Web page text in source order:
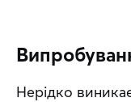
Нерідко